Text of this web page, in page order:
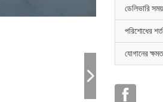
ডেলিভারি সময়
পরিশোধের শর্ত
যোগানের